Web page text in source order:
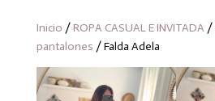
Inicio / ROPA CASUAL E INVITADA /
pantalones / Falda Adela